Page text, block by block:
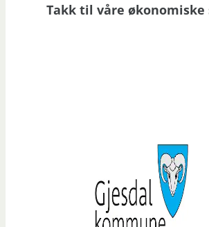
Takk til våre